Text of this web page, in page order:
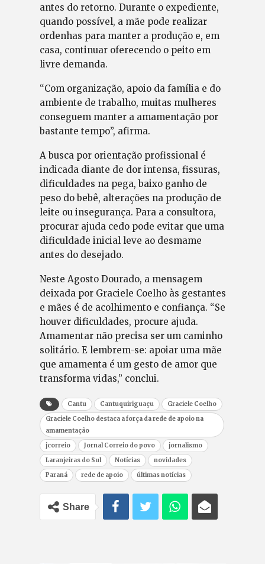
antes do retorno. Durante o expediente,
quando possível, a mãe pode realizar
ordenhas para manter a produção e, em
casa, continuar oferecendo o peito em
livre demanda.
“Com organização, apoio da família e do
ambiente de trabalho, muitas mulheres
conseguem manter a amamentação por
bastante tempo”, afirma.
A busca por orientação profissional é
indicada diante de dor intensa, fissuras,
dificuldades na pega, baixo ganho de
peso do bebê, alterações na produção de
leite ou insegurança. Para a consultora,
procurar ajuda cedo pode evitar que uma
dificuldade inicial leve ao desmame
antes do desejado.
Neste Agosto Dourado, a mensagem
deixada por Graciele Coelho às gestantes
e mães é de acolhimento e confiança. “Se
houver dificuldades, procure ajuda.
Amamentar não precisa ser um caminho
solitário. E lembrem-se: apoiar uma mãe
que amamenta é um gesto de amor que
transforma vidas,” conclui.
Cantu Cantuquiriguaçu
Graciele Coelho
Graciele Coelho destaca a força da rede de apoio na
amamentação
jcorreio
Jornal Correio do povo
jornalismo
Laranjeiras do Sul
Notícias
novidades
Paraná
rede de apoio últimas notícias
Share